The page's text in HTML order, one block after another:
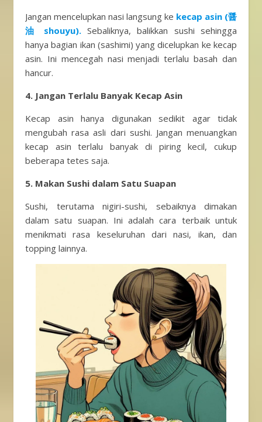
Jangan mencelupkan nasi langsung ke kecap asin (醤
油 shouyu). Sebaliknya, balikkan sushi sehingga
hanya bagian ikan (sashimi) yang dicelupkan ke kecap
asin. Ini mencegah nasi menjadi terlalu basah dan
hancur.
4. Jangan Terlalu Banyak Kecap Asin
Kecap asin hanya digunakan sedikit agar tidak
mengubah rasa asli dari sushi. Jangan menuangkan
kecap asin terlalu banyak di piring kecil, cukup
beberapa tetes saja.
5. Makan Sushi dalam Satu Suapan
Sushi, terutama nigiri-sushi, sebaiknya dimakan
dalam satu suapan. Ini adalah cara terbaik untuk
menikmati rasa keseluruhan dari nasi, ikan, dan
topping lainnya.